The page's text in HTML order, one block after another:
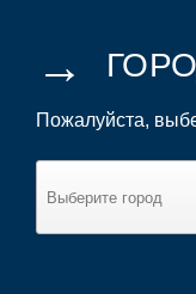
→
Пожалуйста,